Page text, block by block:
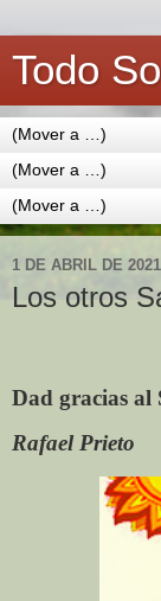
Todo
1 DE ABRIL DE 2021
Los otros
Dad gracias al
Rafael Prieto